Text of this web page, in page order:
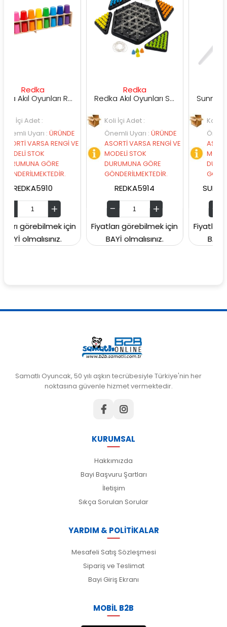
Redka Akıl Oyunları Renk Dedektifi Oyunu
ÜRÜNDE
RENGİ VE
GÖRE
için
Redka Akıl Oyunları Strateji Üçgeni Oyunu
Koli İçi Adet :
Önemli Uyarı:ÜRÜNDE
ASORTİ VARSA RENGİ VE
MODELİ STOK
DURUMUNA GÖRE
GÖNDERİLMEKTEDİR.
REDKA5914
Fiyatları görebilmek için
BAYİ olmalısınız.
Koli İçi Adet :
Önemli Uyarı
ASORTİ VARSA
MODELİ STOK
DURUMUNA GÖRE
Fiyatları
BAYİ
Samatlı Oyuncak, 50 yılı aşkın tecrübesiyle Türkiye'nin her
noktasına güvenle hizmet vermektedir.
KURUMSAL
Hakkımızda
Bayi Başvuru Şartları
İletişim
Sıkça Sorulan Sorular
YARDIM & POLİTİKALAR
Mesafeli Satış Sözleşmesi
Sipariş ve Teslimat
Bayi Giriş Ekranı
MOBİL B2B